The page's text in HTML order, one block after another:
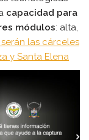
capacidad para
módulos: alta,
serán las cárceles
y Santa Elena